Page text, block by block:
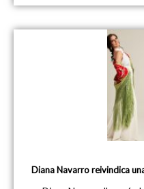
Diana Navarro reivindica